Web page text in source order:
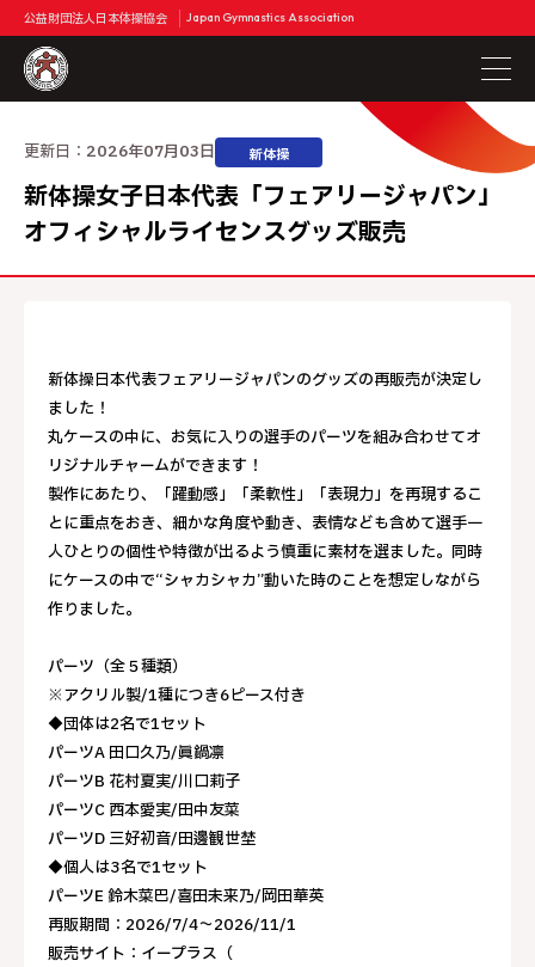
公益財団法人日本体操協会 Japan Gymnastics Association
更新日： 2026年07月03日 新体操
新体操女子日本代表「フェアリージャパン」
オフィシャルライセンスグッズ販売
新体操日本代表フェアリージャパンのグッズの再販売が決定し
ました！
丸ケースの中に、お気に入りの選手のパーツを組み合わせてオ
リジナルチャームができます！
製作にあたり、「躍動感」「柔軟性」「表現力」を再現するこ
とに重点をおき、細かな角度や動き、表情なども含めて選手一
人ひとりの個性や特徴が出るよう慎重に素材を選ました。同時
にケースの中で“シャカシャカ”動いた時のことを想定しながら
作りました。
パーツ（全５種類）
※アクリル製/1種につき6ピース付き
◆団体は2名で1セット
パーツA 田口久乃/眞鍋凛
パーツB 花村夏実/川口莉子
パーツC 西本愛実/田中友菜
パーツD 三好初音/田邊観世埜
◆個人は3名で1セット
パーツE 鈴木菜巴/喜田未来乃/岡田華英
再販期間：2026/7/4～2026/11/1
販売サイト：イープラス（